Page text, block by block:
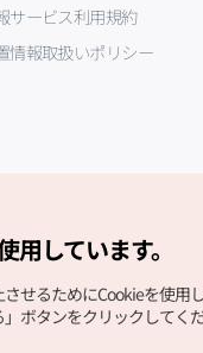
サービス利用規約
情報取扱いポリシー
しています。
せるためにCookieを使用
ボタンをクリックしてく